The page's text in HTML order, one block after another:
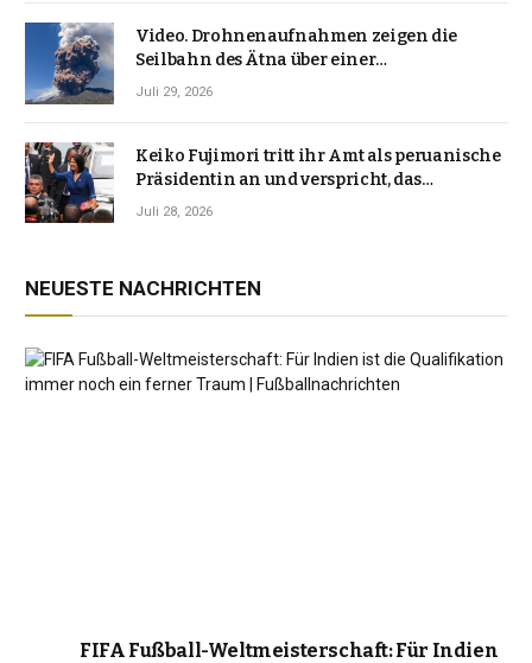
Video. Drohnenaufnahmen zeigen die
Seilbahn des Ätna über einer
Vulkanlandschaft
Juli 29, 2026
Keiko Fujimori tritt ihr Amt als peruanische
Präsidentin an und verspricht, das
Jahrzehnt der Instabilität zu beenden
Juli 28, 2026
NEUESTE NACHRICHTEN
FIFA Fußball-Weltmeisterschaft: Für Indien